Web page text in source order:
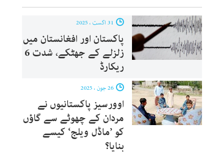
پاکستان اور افغانستان میں
زلزلے کے جھٹکے، شدت 6
ریکارڈ
اوورسیز پاکستانیوں نے
مردان کے چھوٹے سے گاؤں
کو ’ماڈل ویلج‘ کیسے
بنایا؟